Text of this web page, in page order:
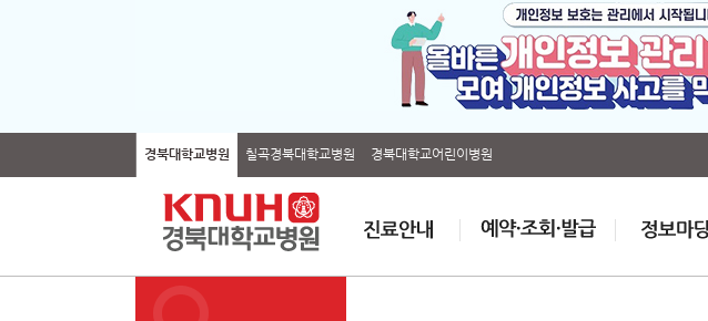
경북대학교병원 칠곡경북대학교병원 경북대학교어린이병원